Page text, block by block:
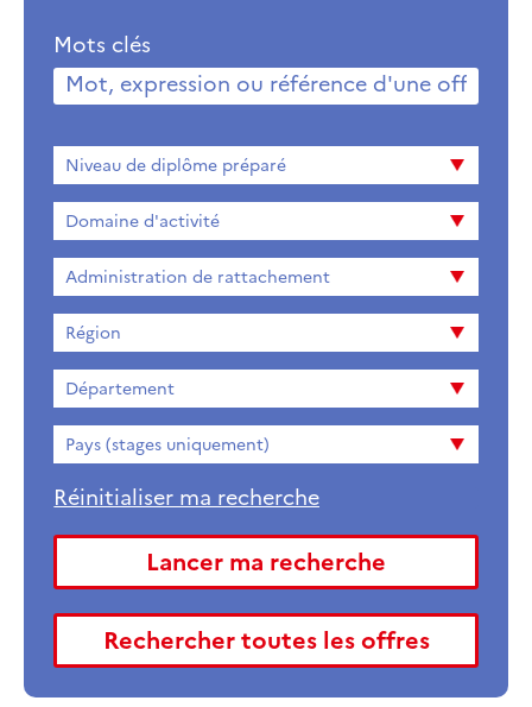
Mots clés
Niveau
de
diplome
préparé
Niveau de diplôme préparé
Domaine d'activité
Administration de rattachement
Région
Département
Pays (stages uniquement)